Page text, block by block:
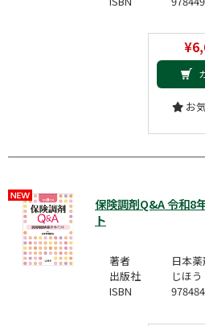
お
保険調剤Q&A 令和8
ト
著者
日本
出版社
じほう
ISBN